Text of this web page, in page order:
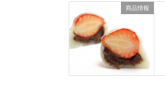
商品情報